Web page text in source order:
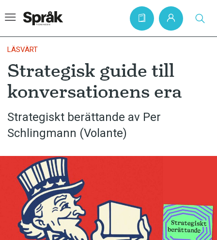
Hem
Artiklar
Krönikor
Språkfrågor
Bokrecensioner
Kviss
Podden
Anmäl till språkpolisen
LÄSVÄRT
Strategisk guide till
konversationens era
Strategiskt berättande av Per
Schlingmann (Volante)